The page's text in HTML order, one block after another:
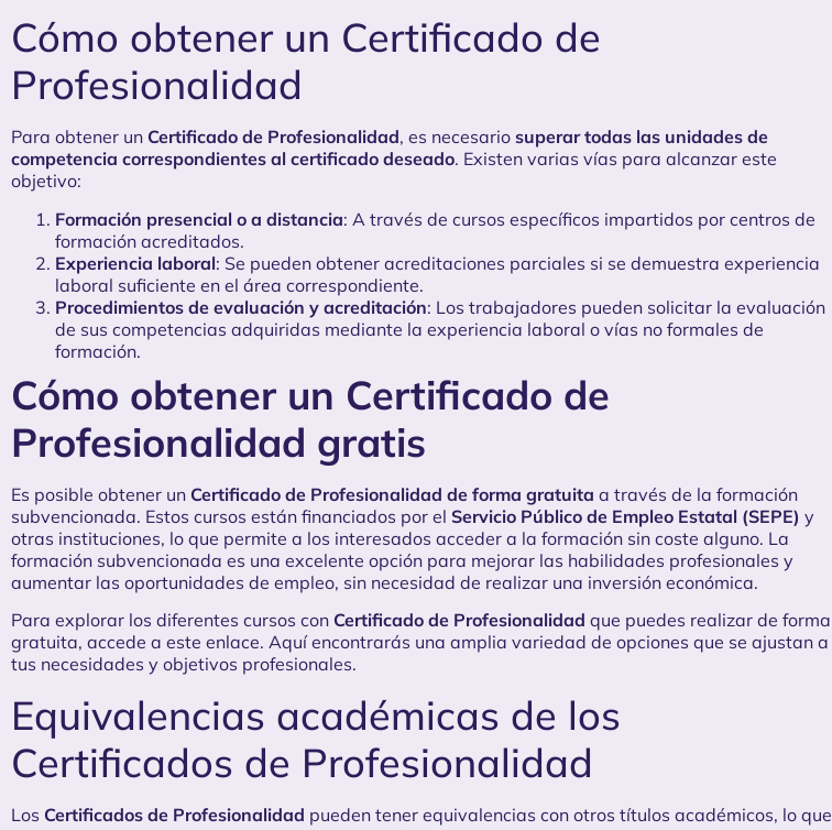
Cómo obtener un Certificado de
Profesionalidad
Para obtener un Certificado de Profesionalidad, es necesario superar todas las unidades de
competencia correspondientes al certificado deseado. Existen varias vías para alcanzar este
objetivo:
Formación presencial o a distancia: A través de cursos específicos impartidos por centros de
formación acreditados.
Experiencia laboral: Se pueden obtener acreditaciones parciales si se demuestra experiencia
laboral suficiente en el área correspondiente.
Procedimientos de evaluación y acreditación: Los trabajadores pueden solicitar la evaluación
de sus competencias adquiridas mediante la experiencia laboral o vías no formales de
formación.
Cómo obtener un Certificado de
Profesionalidad gratis
Es posible obtener un Certificado de Profesionalidad de forma gratuita a través de la formación
subvencionada. Estos cursos están financiados por el Servicio Público de Empleo Estatal (SEPE) y
otras instituciones, lo que permite a los interesados acceder a la formación sin coste alguno. La
formación subvencionada es una excelente opción para mejorar las habilidades profesionales y
aumentar las oportunidades de empleo, sin necesidad de realizar una inversión económica.
Para explorar los diferentes cursos con Certificado de Profesionalidad que puedes realizar de forma
gratuita, accede a este enlace. Aquí encontrarás una amplia variedad de opciones que se ajustan a
tus necesidades y objetivos profesionales.
Equivalencias académicas de los
Certificados de Profesionalidad
Los Certificados de Profesionalidad pueden tener equivalencias con otros títulos académicos, lo que